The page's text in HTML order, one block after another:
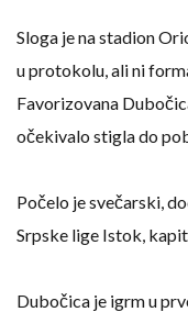
Sloga je na stadion
u protokolu, ali ni
Favorizovana
očekivalo stigla do
Počelo je svečarski,
Srpske lige Istok,
Dubočica je igrm u